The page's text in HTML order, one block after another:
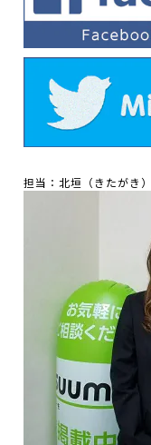
担当：北垣（きたがき）